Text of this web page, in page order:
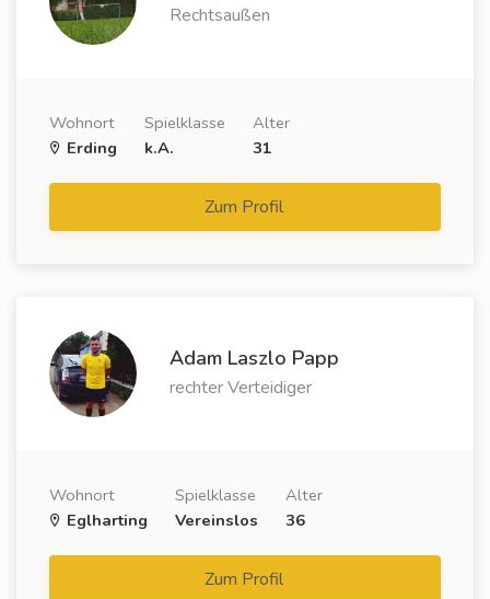
Rechtsaußen
Wohnort
Erding
Spielklasse
k.A.
Alter
31
Zum Profil
Adam Laszlo Papp
rechter Verteidiger
Wohnort
Eglharting
Spielklasse
Vereinslos
Alter
36
Zum Profil